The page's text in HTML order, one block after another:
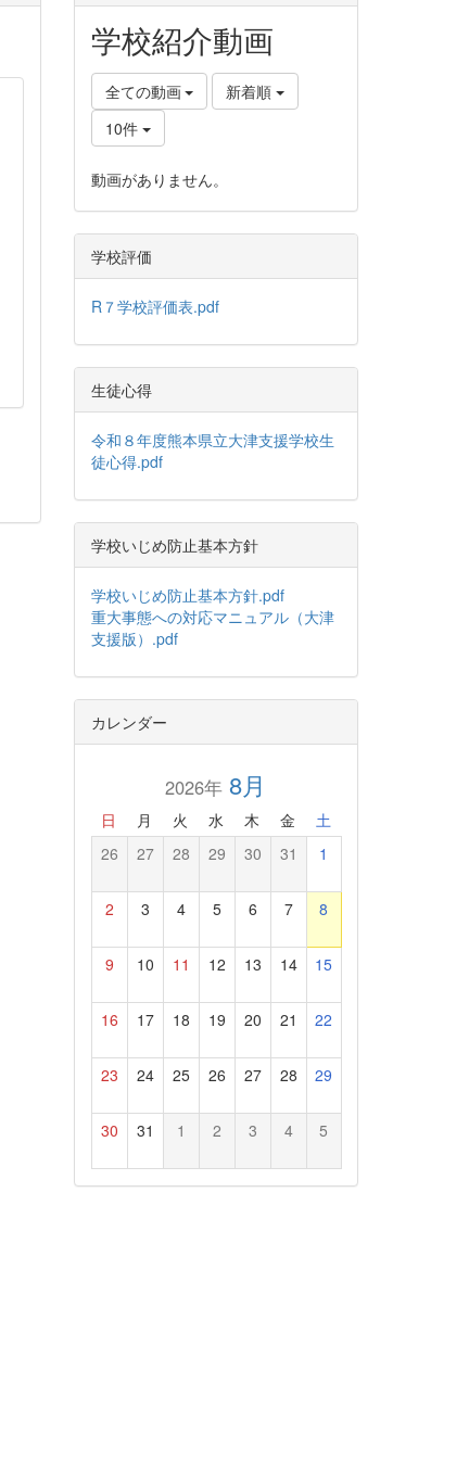
学校紹介動画
全ての動画
新着順
10件
動画がありません。
学校評価
R７学校評価表.pdf
生徒心得
令和８年度熊本県立大津支援学校生
徒心得.pdf
学校いじめ防止基本方針
学校いじめ防止基本方針.pdf
重大事態への対応マニュアル（大津
支援版）.pdf
カレンダー
2026年 8月
日 月 火 水 木 金 土
26 27 28 29 30 31 1
2 3 4 5 6 7 8
9 10 11 12 13 14 15
16 17 18 19 20 21 22
23 24 25 26 27 28 29
30 31 1 2 3 4 5